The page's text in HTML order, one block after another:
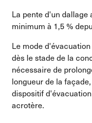
La pente d'un dallage
minimum à 1,5 %
Le mode
dès le stade de la
nécessaire de
longueur de la
dispositif
acrotère.